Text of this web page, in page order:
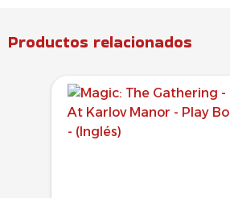
Productos relacionados